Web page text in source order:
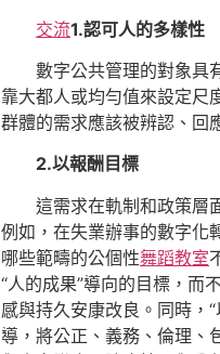
交流1.認可人的多樣性
數字公共管理的對象具
靠大都人或均勻值來設定尺
群體的需求應該被辨認、回
2.以報酬目標
這需求在軌制和政策層
例如，在失業辦事的數字化
哪些範疇的公個性舞蹈教室
“人的成果”導向的目標，而
感與持久安康改良。同時，
導，將公正、義務、倫理、